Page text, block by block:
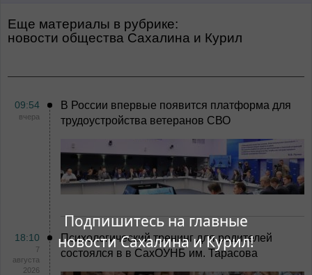
Подпишитесь на главные
новости Сахалина и Курил!
Еще материалы в рубрике:
Новости общества Сахалина и Курил
09:54
вчера
В России впервые появится платформа для
трудоустройства ветеранов СВО
18:10
7
августа
2026
Психологический тренинг для родителей
состоялся в в СахОУНБ им. Тарасова